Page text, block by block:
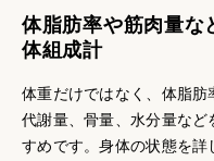
体脂肪率や筋肉量な
体組成計
体重だけではなく、体脂
代謝量、骨量、水分量な
すめです。身体の状態を